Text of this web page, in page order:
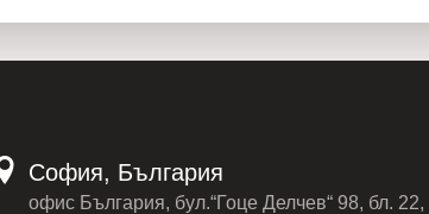
София, България
офис България, бул.“Гоце Делчев“ 98, бл. 22,